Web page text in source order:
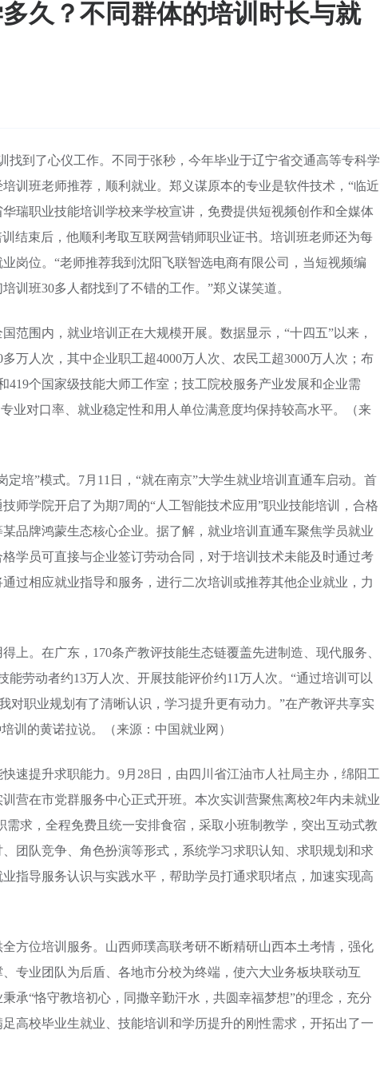
久？不同群体的培训时长与就
找到了心仪工作。不同于张秒，今年毕业于辽宁省交通高等专科学
训班老师推荐，顺利就业。郑义谋原本的专业是软件技术，“临近
瑞职业技能培训学校来学校宣讲，免费提供短视频创作和全媒体
结束后，他顺利考取互联网营销师职业证书。培训班老师还为每
岗位。“老师推荐我到沈阳飞联智选电商有限公司，当短视频编
训班30多人都找到了不错的工作。”郑义谋笑道。
范围内，就业培训正在大规模开展。数据显示，“十四五”以来，
万人次，其中企业职工超4000万人次、农民工超3000万人次；布
419个国家级技能大师工作室；技工院校服务产业发展和企业需
业对口率、就业稳定性和用人单位满意度均保持较高水平。（来
培”模式。7月11日，“就在南京”大学生就业培训直通车启动。首
师学院开启了为期7周的“人工智能技术应用”职业技能培训，合格
品牌鸿蒙生态核心企业。据了解，就业培训直通车聚焦学员就业
学员可直接与企业签订劳动合同，对于培训技术未能及时通过考
过相应就业指导和服务，进行二次培训或推荐其他企业就业，力
上。在广东，170条产教评技能生态链覆盖先进制造、现代服务、
能劳动者约13万人次、开展技能评价约11万人次。“通过培训可以
对职业规划有了清晰认识，学习提升更有动力。”在产教评共享实
训的黄诺拉说。（来源：中国就业网）
速提升求职能力。9月28日，由四川省江油市人社局主办，绵阳工
营在市党群服务中心正式开班。本次实训营聚焦离校2年内未就业
需求，全程免费且统一安排食宿，采取小班制教学，突出互动式教
团队竞争、角色扮演等形式，系统学习求职认知、求职规划和求
指导服务认识与实践水平，帮助学员打通求职堵点，加速实现高
方位培训服务。山西师璞高联考研不断精研山西本土考情，强化
专业团队为后盾、各地市分校为终端，使六大业务板块联动互
承“恪守教培初心，同撒辛勤汗水，共圆幸福梦想”的理念，充分
高校毕业生就业、技能培训和学历提升的刚性需求，开拓出了一